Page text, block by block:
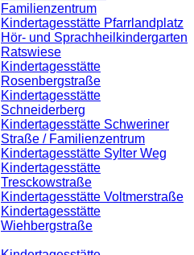
Familienzentrum
Kindertagesstätte Pfarrlandplatz
Hör- und Sprachheilkindergarten
Ratswiese
Kindertagesstätte
Rosenbergstraße
Kindertagesstätte
Schneiderberg
Kindertagesstätte Schweriner
Straße / Familienzentrum
Kindertagesstätte Sylter Weg
Kindertagesstätte
Tresckowstraße
Kindertagesstätte Voltmerstraße
Kindertagesstätte
Wiehbergstraße